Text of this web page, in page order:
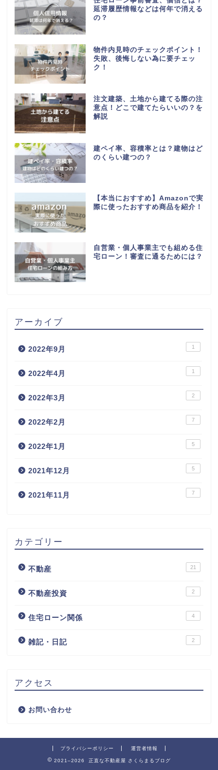
延滞履歴情報などは何年で消える
の？
物件内見時のチェックポイント！
失敗、後悔しない為に要チェッ
ク！
注文建築、土地から建てる際の注
意点！どこで建てたらいいの？を
解説
建ペイ率、容積率とは？建物はど
のくらい建つの？
【本当におすすめ】Amazonで実
際に使ったおすすめ商品を紹介！
自営業・個人事業主でも組める住
宅ローン！審査に通るためには？
アーカイブ
2022年9月 1
2022年4月 1
2022年3月 2
2022年2月 7
2022年1月 5
2021年12月 5
2021年11月 7
カテゴリー
不動産 21
不動産投資 2
住宅ローン関係 4
雑記・日記 2
アクセス
お問い合わせ
プライバシーポリシー 運営者情報
2021–2026 正直な不動産屋 さくらまるブログ